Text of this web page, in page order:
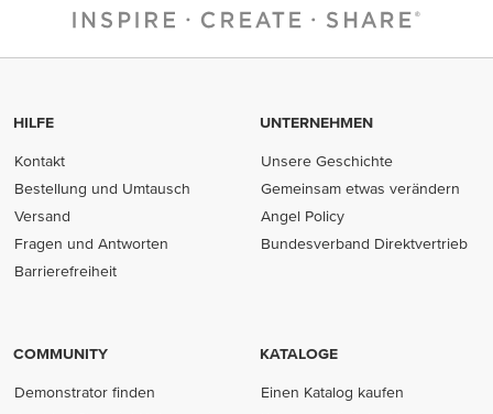
HILFE
Kontakt
Bestellung und Umtausch
Versand
Fragen und Antworten
Barrierefreiheit
UNTERNEHMEN
Unsere Geschichte
Gemeinsam etwas verändern
Angel Policy
Bundesverband Direktvertrieb
COMMUNITY
Demonstrator finden
KATALOGE
Einen Katalog kaufen